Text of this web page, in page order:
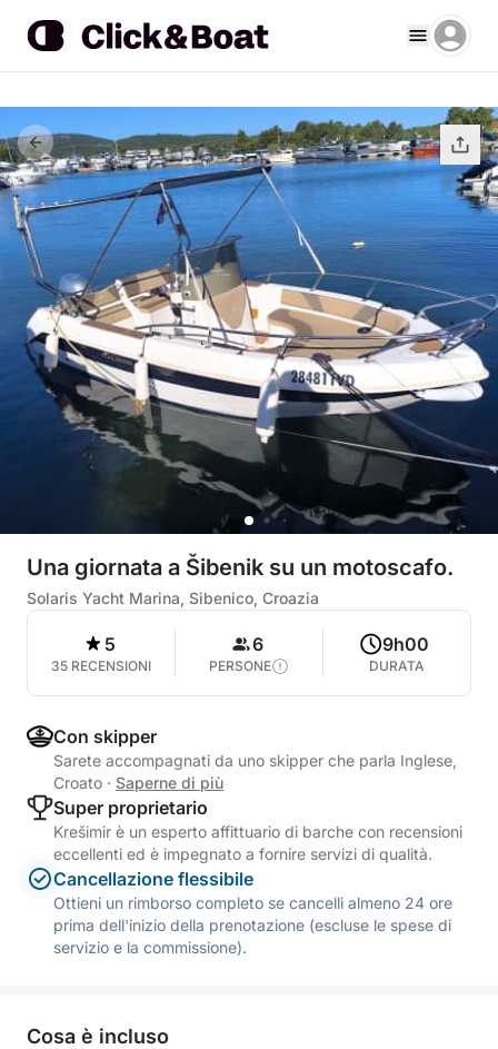
Una giornata a Šibenik su un motoscafo.
Solaris Yacht Marina, Sibenico, Croazia
5
35 RECENSIONI
6
PERSONE
9h00
DURATA
Con skipper
Sarete accompagnati da uno skipper che parla Inglese,
Croato · Saperne di più
Super proprietario
Krešimir è un esperto affittuario di barche con recensioni
eccellenti ed è impegnato a fornire servizi di qualità.
Cancellazione flessibile
Ottieni un rimborso completo se cancelli almeno 24 ore
prima dell'inizio della prenotazione (escluse le spese di
servizio e la commissione).
Cosa è incluso